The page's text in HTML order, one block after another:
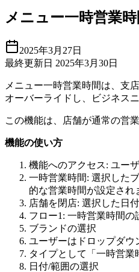
メニュー一時営業
2025年3月27日
最終更新日 2025年3月30日
メニュー一時営業時間は、支
オーバーライドし、ビジネス
この機能は、店舗が通常の営
機能の使い方
機能へのアクセス: ユー
一時営業時間: 選択した
的な営業時間が設定され
店舗を閉店: 選択した日
フロー1: 一時営業時間の
ブランドの選択
ユーザーはドロップダウ
タイプとして「一時営業
日付/範囲の選択